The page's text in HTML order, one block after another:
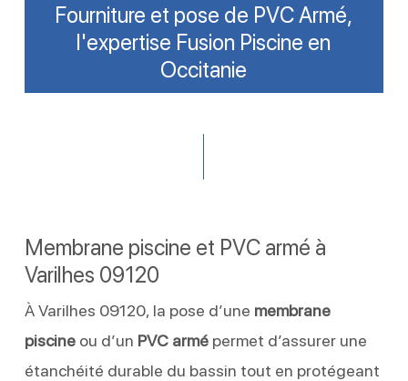
Fourniture et pose de PVC Armé,
l'expertise Fusion Piscine en
Occitanie
Membrane piscine et PVC armé à
Varilhes 09120
À Varilhes 09120, la pose d’une membrane
piscineou d’un PVC armépermet d’assurer une
étanchéité durable du bassin tout en protégeant